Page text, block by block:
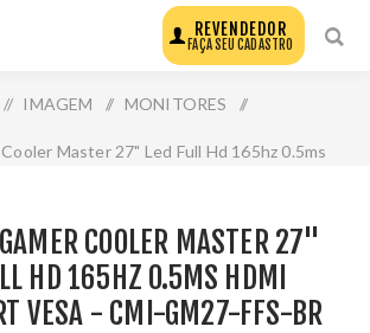
REVENDEDOR
FAÇA SEU CADASTRO
/ IMAGEM / MONITORES /
Master 27" Led Full Hd 165hz 0.5ms
COOLER MASTER 27"
HD 165HZ 0.5MS HDMI
VESA - CMI-GM27-FFS-BR